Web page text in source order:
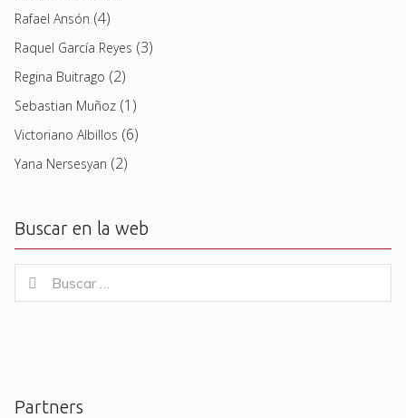
Rafael Ansón (4)
Raquel García Reyes (3)
Regina Buitrago (2)
Sebastian Muñoz (1)
Victoriano Albillos (6)
Yana Nersesyan (2)
Buscar en la web
for:
Buscar
Partners